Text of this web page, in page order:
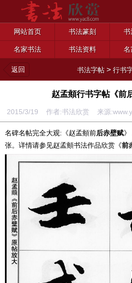
网站首页 书法篆刻 书
名家书法 书法资料 名
返回 书法字帖 >行书
赵孟頫行书字帖《前
2015/3/19 作者:书法欣赏 来源
名碑名帖完全大观:《赵孟頫前后赤壁赋
张。详情请参见赵孟頫书法作品欣赏《前